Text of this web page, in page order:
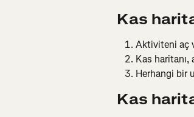
Kas
Aktiviteni aç
Kas
Herhangi bir
Kas